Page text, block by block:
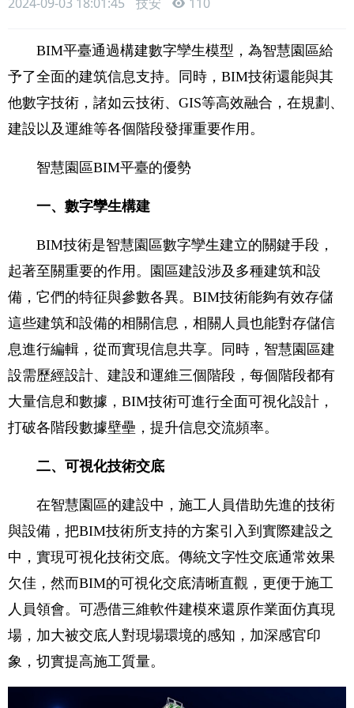
2024-09-03 18:01:45 技安 110
BIM平臺通過構建數字孿生模型，為智慧園區給
予了全面的建筑信息支持。同時，BIM技術還能與其
他數字技術，諸如云技術、GIS等高效融合，在規劃、
建設以及運維等各個階段發揮重要作用。
智慧園區BIM平臺的優勢
一、數字孿生構建
BIM技術是智慧園區數字孿生建立的關鍵手段，
起著至關重要的作用。園區建設涉及多種建筑和設
備，它們的特征與參數各異。BIM技術能夠有效存儲
這些建筑和設備的相關信息，相關人員也能對存儲信
息進行編輯，從而實現信息共享。同時，智慧園區建
設需歷經設計、建設和運維三個階段，每個階段都有
大量信息和數據，BIM技術可進行全面可視化設計，
打破各階段數據壁壘，提升信息交流頻率。
二、可視化技術交底
在智慧園區的建設中，施工人員借助先進的技術
與設備，把BIM技術所支持的方案引入到實際建設之
中，實現可視化技術交底。傳統文字性交底通常效果
欠佳，然而BIM的可視化交底清晰直觀，更便于施工
人員領會。可憑借三維軟件建模來還原作業面仿真現
場，加大被交底人對現場環境的感知，加深感官印
象，切實提高施工質量。